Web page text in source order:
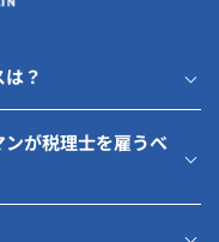
？
が税理士を雇うべ